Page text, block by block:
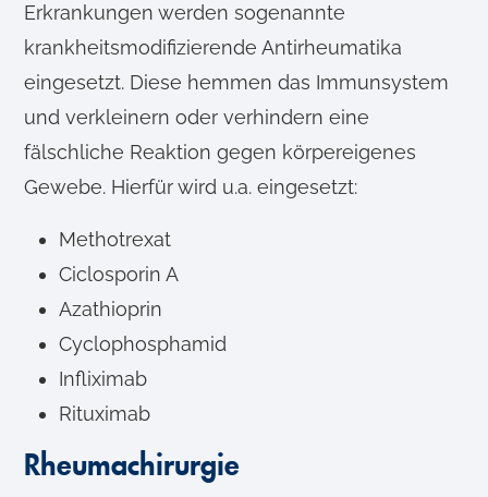
Erkrankungen werden sogenannte
krankheitsmodifizierende Antirheumatika
eingesetzt. Diese hemmen das Immunsystem
und verkleinern oder verhindern eine
fälschliche Reaktion gegen körpereigenes
Gewebe. Hierfür wird u.a. eingesetzt:
Methotrexat
Ciclosporin A
Azathioprin
Cyclophosphamid
Infliximab
Rituximab
Rheumachirurgie